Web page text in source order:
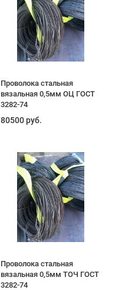
Проволока стальная
вязальная 0,5мм ОЦ ГОСТ
3282-74
80500 руб.
Проволока стальная
вязальная 0,5мм ТОЧ ГОСТ
3282-74